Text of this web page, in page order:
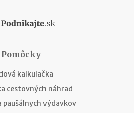
Pomôcky
kalkulačka
cestovných náhrad
paušálnych výdavkov